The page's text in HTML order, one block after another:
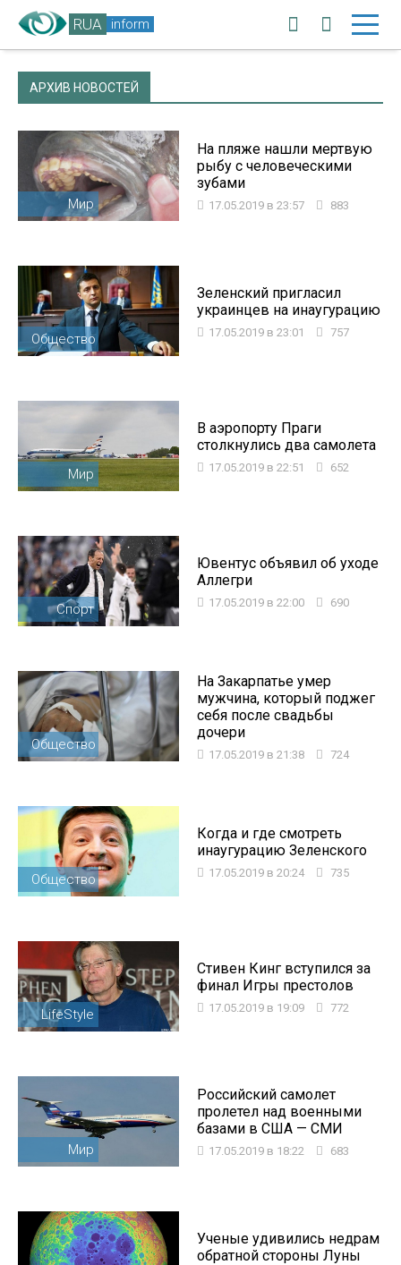
RUA inform
АРХИВ НОВОСТЕЙ
Мир
На пляже нашли мертвую
рыбу с человеческими
зубами
17.05.2019 в 23:57 883
Общество
Зеленский пригласил
украинцев на инаугурацию
17.05.2019 в 23:01 757
Мир
В аэропорту Праги
столкнулись два самолета
17.05.2019 в 22:51 652
Спорт
Ювентус объявил об уходе
Аллегри
17.05.2019 в 22:00 690
Общество
На Закарпатье умер
мужчина, который поджег
себя после свадьбы
дочери
17.05.2019 в 21:38 724
Общество
Когда и где смотреть
инаугурацию Зеленского
17.05.2019 в 20:24 735
LifeStyle
Стивен Кинг вступился за
финал Игры престолов
17.05.2019 в 19:09 772
Мир
Российский самолет
пролетел над военными
базами в США — СМИ
17.05.2019 в 18:22 683
Ученые удивились недрам
обратной стороны Луны